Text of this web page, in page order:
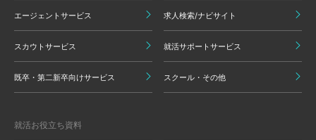
エージェントサービス 求人検索/ナビサイト
スカウトサービス 就活サポートサービス
既卒・第二新卒向けサービス スクール・その他
就活お役立ち資料